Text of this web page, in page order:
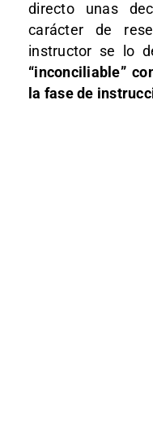
directo unas
carácter de
instructor se lo
“inconciliable”
la fase de